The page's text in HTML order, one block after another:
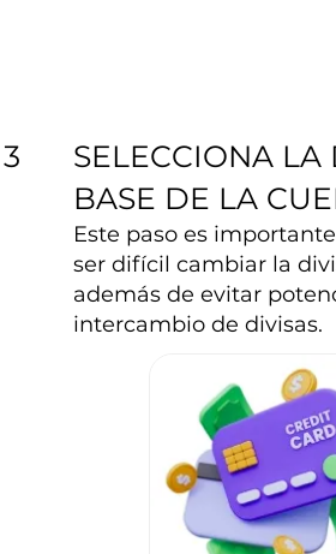
3
SELECCIONA LA
BASE DE LA
Este paso es
ser difícil cambiar la
además de evitar
intercambio de divisas.